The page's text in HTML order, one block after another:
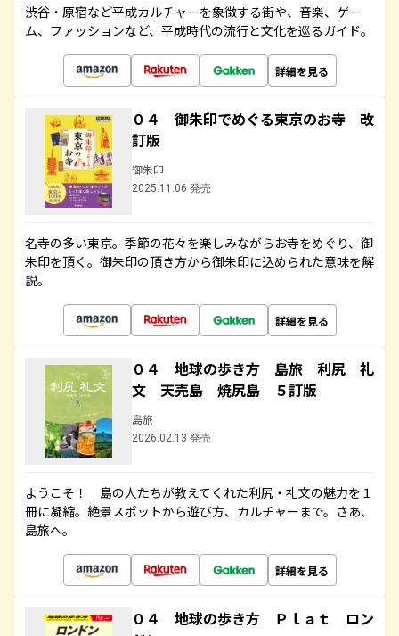
渋谷・原宿など平成カルチャーを象徴する街や、音楽、ゲー
ム、ファッションなど、平成時代の流行と文化を巡るガイド。
詳細を見る
０４ 御朱印でめぐる東京のお寺 改
訂版
御朱印
2025.11.06 発売
名寺の多い東京。季節の花々を楽しみながらお寺をめぐり、御
朱印を頂く。御朱印の頂き方から御朱印に込められた意味を解
説。
詳細を見る
０４ 地球の歩き方 島旅 利尻 礼
文 天売島 焼尻島 ５訂版
島旅
2026.02.13 発売
ようこそ！ 島の人たちが教えてくれた利尻・礼文の魅力を１
冊に凝縮。絶景スポットから遊び方、カルチャーまで。さあ、
島旅へ。
詳細を見る
０４ 地球の歩き方 Ｐｌａｔ ロン